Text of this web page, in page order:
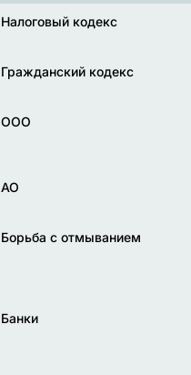
Налоговый кодекс
Гражданский кодекс
ООО
АО
Борьба с отмыванием
Банки